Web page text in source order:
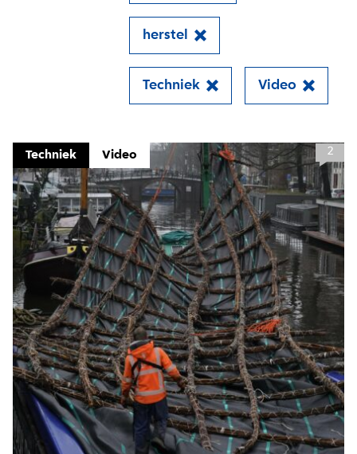
Meld je aan voor onze
update
Blijf moeiteloos op de hoogte van al het
reilen en zeilen rond de bruggen en
kademuren in Amsterdam. Meld je aan voor
onze updates en je mist geen verhaal!
E-mailadres
herstel
Techniek Video
Techniek Video 2